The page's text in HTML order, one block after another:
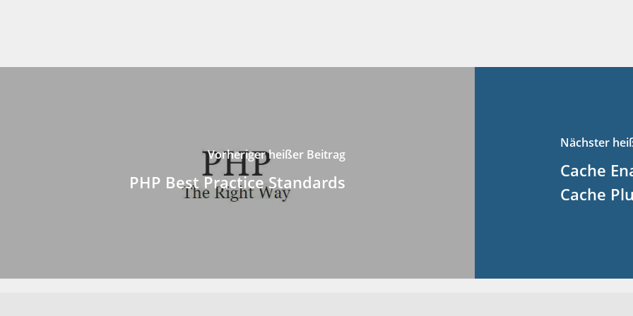
Vorheriger heißer Beitrag
PHP Best Practice Standards
Nächster
Cache
Cache